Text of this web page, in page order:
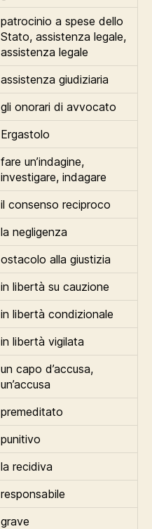
patrocinio a spese dello
Stato, assistenza legale,
assistenza legale
assistenza giudiziaria
gli onorari di avvocato
Ergastolo
fare un’indagine,
investigare, indagare
il consenso reciproco
la negligenza
ostacolo alla giustizia
in libertà su cauzione
in libertà condizionale
in libertà vigilata
un capo d’accusa,
un’accusa
premeditato
punitivo
la recidiva
responsabile
grave